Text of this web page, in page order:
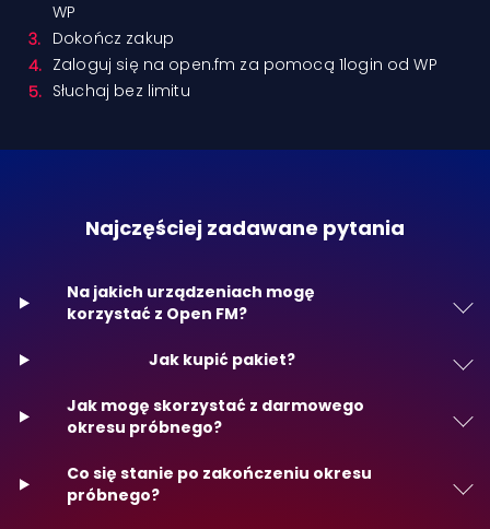
WP
Dokończ zakup
Zaloguj się na open.fm za pomocą 1login od WP
Słuchaj bez limitu
Najczęściej zadawane pytania
Na jakich urządzeniach mogę
korzystać z Open FM?
Jak kupić pakiet?
Jak mogę skorzystać z darmowego
okresu próbnego?
Co się stanie po zakończeniu okresu
próbnego?